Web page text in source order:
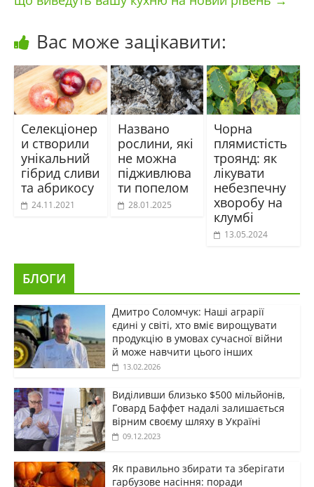
Вас може зацікавити:
Селекціонер
и створили
унікальний
гібрид сливи
та абрикосу
24.11.2021
Названо
рослини, які
не можна
підживлюва
ти попелом
28.01.2025
Чорна
плямистість
троянд: як
лікувати
небезпечну
хворобу на
клумбі
13.05.2024
БЛОГИ
Дмитро Соломчук: Наші аграрії
єдині у світі, хто вміє вирощувати
продукцію в умовах сучасної війни
й може навчити цього інших
13.02.2026
Виділивши близько $500 мільйонів,
Говард Баффет надалі залишається
вірним своєму шляху в Україні
09.12.2023
Як правильно збирати та зберігати
гарбузове насіння: поради